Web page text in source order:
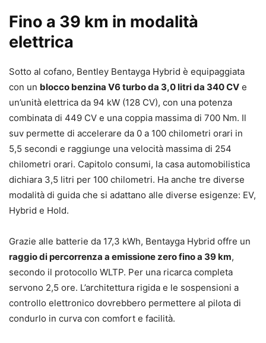
Fino a 39 km in modalità
elettrica
Sotto al cofano, Bentley Bentayga Hybrid è equipaggiata
con un blocco benzina V6 turbo da 3,0 litri da 340 CV e
un’unità elettrica da 94 kW (128 CV), con una potenza
combinata di 449 CV e una coppia massima di 700 Nm. Il
suv permette di accelerare da 0 a 100 chilometri orari in
5,5 secondi e raggiunge una velocità massima di 254
chilometri orari. Capitolo consumi, la casa automobilistica
dichiara 3,5 litri per 100 chilometri. Ha anche tre diverse
modalità di guida che si adattano alle diverse esigenze: EV,
Hybrid e Hold.
Grazie alle batterie da 17,3 kWh, Bentayga Hybrid offre un
raggio di percorrenza a emissione zero fino a 39 km,
secondo il protocollo WLTP. Per una ricarca completa
servono 2,5 ore. L’architettura rigida e le sospensioni a
controllo elettronico dovrebbero permettere al pilota di
condurlo in curva con comfort e facilità.